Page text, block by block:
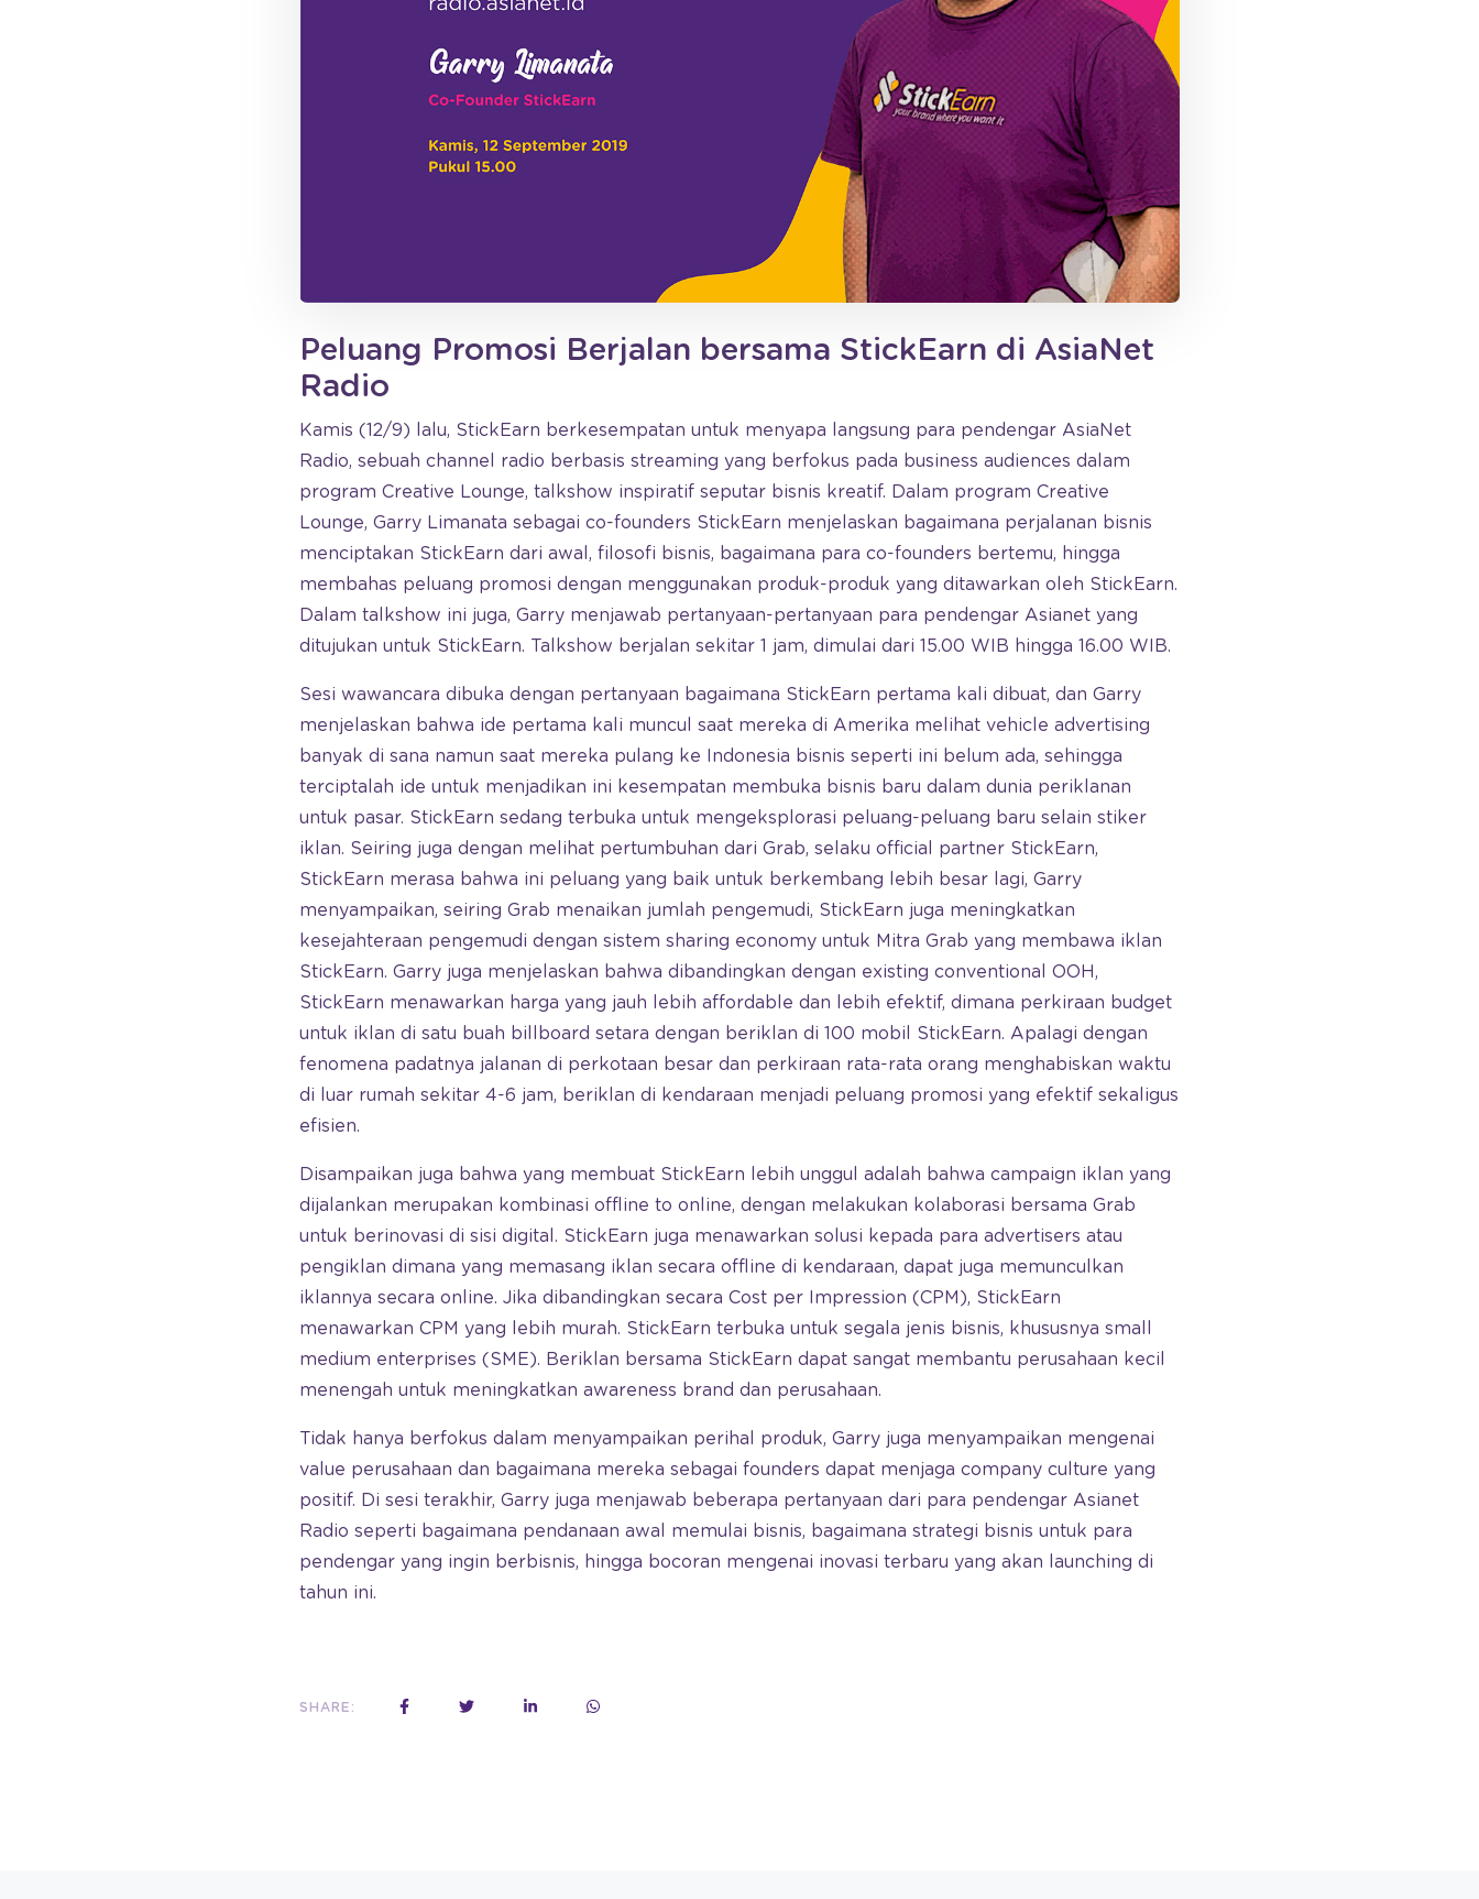
Peluang Promosi Berjalan bersama StickEarn di AsiaNet
Radio
Kamis (12/9) lalu, StickEarn berkesempatan untuk menyapa langsung para pendengar AsiaNet
Radio, sebuah channel radio berbasis streaming yang berfokus pada business audiences dalam
program Creative Lounge, talkshow inspiratif seputar bisnis kreatif. Dalam program Creative
Lounge, Garry Limanata sebagai co-founders StickEarn menjelaskan bagaimana perjalanan bisnis
menciptakan StickEarn dari awal, filosofi bisnis, bagaimana para co-founders bertemu, hingga
membahas peluang promosi dengan menggunakan produk-produk yang ditawarkan oleh StickEarn.
Dalam talkshow ini juga, Garry menjawab pertanyaan-pertanyaan para pendengar Asianet yang
ditujukan untuk StickEarn. Talkshow berjalan sekitar 1 jam, dimulai dari 15.00 WIB hingga 16.00 WIB.
Sesi wawancara dibuka dengan pertanyaan bagaimana StickEarn pertama kali dibuat, dan Garry
menjelaskan bahwa ide pertama kali muncul saat mereka di Amerika melihat vehicle advertising
banyak di sana namun saat mereka pulang ke Indonesia bisnis seperti ini belum ada, sehingga
terciptalah ide untuk menjadikan ini kesempatan membuka bisnis baru dalam dunia periklanan
untuk pasar. StickEarn sedang terbuka untuk mengeksplorasi peluang-peluang baru selain stiker
iklan. Seiring juga dengan melihat pertumbuhan dari Grab, selaku official partner StickEarn,
StickEarn merasa bahwa ini peluang yang baik untuk berkembang lebih besar lagi, Garry
menyampaikan, seiring Grab menaikan jumlah pengemudi, StickEarn juga meningkatkan
kesejahteraan pengemudi dengan sistem sharing economy untuk Mitra Grab yang membawa iklan
StickEarn. Garry juga menjelaskan bahwa dibandingkan dengan existing conventional OOH,
StickEarn menawarkan harga yang jauh lebih affordable dan lebih efektif, dimana perkiraan budget
untuk iklan di satu buah billboard setara dengan beriklan di 100 mobil StickEarn. Apalagi dengan
fenomena padatnya jalanan di perkotaan besar dan perkiraan rata-rata orang menghabiskan waktu
di luar rumah sekitar 4-6 jam, beriklan di kendaraan menjadi peluang promosi yang efektif sekaligus
efisien.
Disampaikan juga bahwa yang membuat StickEarn lebih unggul adalah bahwa campaign iklan yang
dijalankan merupakan kombinasi offline to online, dengan melakukan kolaborasi bersama Grab
untuk berinovasi di sisi digital. StickEarn juga menawarkan solusi kepada para advertisers atau
pengiklan dimana yang memasang iklan secara offline di kendaraan, dapat juga memunculkan
iklannya secara online. Jika dibandingkan secara Cost per Impression (CPM), StickEarn
menawarkan CPM yang lebih murah. StickEarn terbuka untuk segala jenis bisnis, khususnya small
medium enterprises (SME). Beriklan bersama StickEarn dapat sangat membantu perusahaan kecil
menengah untuk meningkatkan awareness brand dan perusahaan.
Tidak hanya berfokus dalam menyampaikan perihal produk, Garry juga menyampaikan mengenai
value perusahaan dan bagaimana mereka sebagai founders dapat menjaga company culture yang
positif. Di sesi terakhir, Garry juga menjawab beberapa pertanyaan dari para pendengar Asianet
Radio seperti bagaimana pendanaan awal memulai bisnis, bagaimana strategi bisnis untuk para
pendengar yang ingin berbisnis, hingga bocoran mengenai inovasi terbaru yang akan launching di
tahun ini.
SHARE: